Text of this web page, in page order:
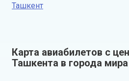
Ташкент
Карта авиабилетов с
Ташкента в города мира